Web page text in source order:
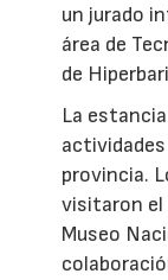
un jurado
área de
de
La
provincia.
visitaron el
Museo